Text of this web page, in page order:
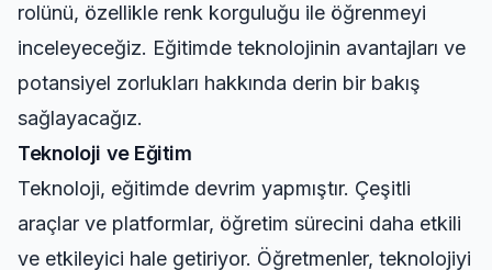
rolünü, özellikle renk korguluğu ile öğrenmeyi
inceleyeceğiz. Eğitimde teknolojinin avantajları ve
potansiyel zorlukları hakkında derin bir bakış
sağlayacağız.
Teknoloji ve Eğitim
Teknoloji, eğitimde devrim yapmıştır. Çeşitli
araçlar ve platformlar, öğretim sürecini daha etkili
ve etkileyici hale getiriyor. Öğretmenler, teknolojiyi